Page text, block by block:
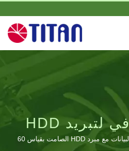
حل احترافي لتبريد HDD
البيانات
منع فشل النظام وفقدان البيانات مع مبرد HDD الصامت بقياس 60